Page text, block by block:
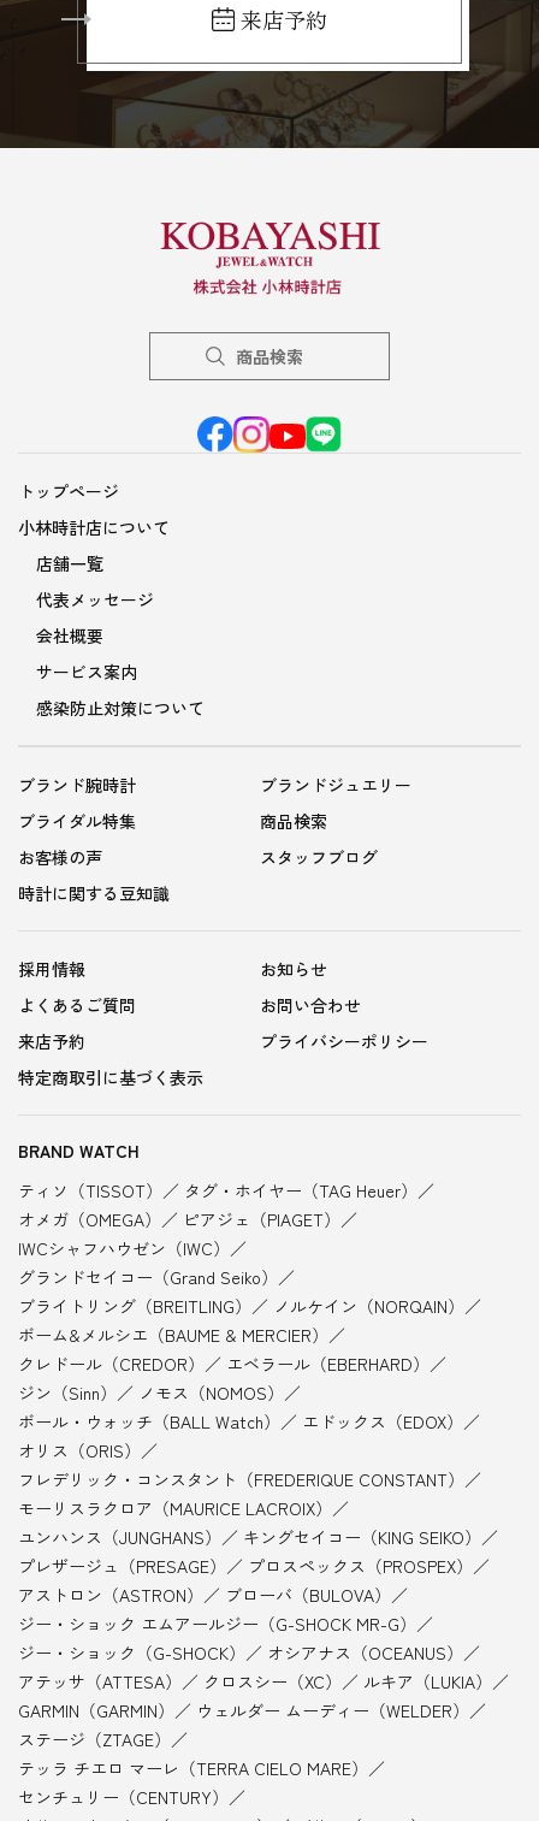
来店予約
商品検索
トップページ
小林時計店について
店舗一覧
代表メッセージ
会社概要
サービス案内
感染防止対策について
ブランド腕時計
ブランドジュエリー
ブライダル特集
商品検索
お客様の声
スタッフブログ
時計に関する豆知識
採用情報
お知らせ
よくあるご質問
お問い合わせ
来店予約
プライバシーポリシー
特定商取引に基づく表示
BRAND WATCH
ティソ（TISSOT）
タグ・ホイヤー（TAG Heuer）
オメガ（OMEGA）
ピアジェ（PIAGET）
IWCシャフハウゼン（IWC）
グランドセイコー（Grand Seiko）
ブライトリング（BREITLING）
ノルケイン（NORQAIN）
ボーム&メルシエ（BAUME & MERCIER）
クレドール（CREDOR）
エベラール（EBERHARD）
ジン（Sinn）
ノモス（NOMOS）
ボール・ウォッチ（BALL Watch）
エドックス（EDOX）
オリス（ORIS）
フレデリック・コンスタント（FREDERIQUE CONSTANT）
モーリスラクロア（MAURICE LACROIX）
ユンハンス（JUNGHANS）
キングセイコー（KING SEIKO）
プレザージュ（PRESAGE）
プロスペックス（PROSPEX）
アストロン（ASTRON）
ブローバ（BULOVA）
ジー・ショック エムアールジー（G-SHOCK MR-G）
ジー・ショック（G-SHOCK）
オシアナス（OCEANUS）
アテッサ（ATTESA）
クロスシー（XC）
ルキア（LUKIA）
GARMIN（GARMIN）
ウェルダー ムーディー（WELDER）
ステージ（ZTAGE）
テッラ チエロ マーレ（TERRA CIELO MARE）
センチュリー（CENTURY）